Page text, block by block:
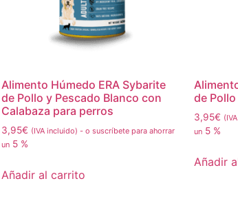
Alimento Húmedo ERA Sybarite
de Pollo y Pescado Blanco con
Calabaza para perros
3,95€ (IVA incluido) - o suscríbete para ahorrar
un 5 %
Añadir al carrito
de
3,95€
un 5 %
Añadir